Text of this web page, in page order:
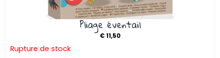
Pliage éventail
€11,50
Rupture de stock